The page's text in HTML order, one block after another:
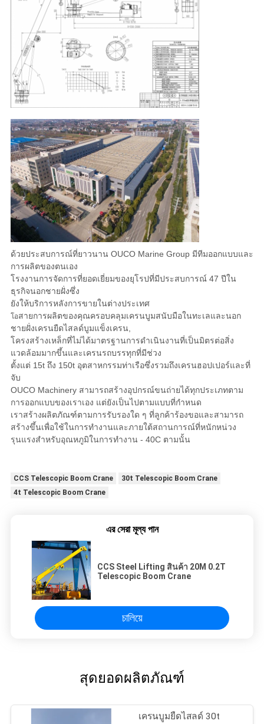
ด้วยประสบการณ์ที่ยาวนาน OUCO Marine Group มีทีมออกแบบและ
การผลิตของตนเอง
โรงงานการจัดการที่ยอดเยี่ยมของยุโรปที่มีประสบการณ์ 47 ปีใน
ธุรกิจนอกชายฝั่งซึ่ง
ยังให้บริการหลังการขายในต่างประเทศ
โอสายการผลิตของคุณครอบคลุมเครนบูมสนับมือในทะเลและนอก
ชายฝั่งเครนยืดไสลด์บูมแข็งเครน,
โครงสร้างเหล็กที่ไม่ได้มาตรฐานการดำเนินงานที่เป็นมิตรต่อสิ่ง
แวดล้อมมากขึ้นและเครนรถบรรทุกที่มีช่วง
ตั้งแต่ 15t ถึง 150t อุตสาหกรรมท่าเรือซึ่งรวมถึงเครนฮอปเปอร์และที่
จับ
OUCO Machinery สามารถสร้างอุปกรณ์ขนถ่ายได้ทุกประเภทตาม
การออกแบบของเราเอง แต่ยังเป็นไปตามแบบที่กำหนด
เราสร้างผลิตภัณฑ์ตามการรับรองใด ๆ ที่ลูกค้าร้องขอและสามารถ
สร้างขึ้นเพื่อใช้ในการทำงานและภายใต้สถานการณ์ที่หนักหน่วง
รุนแรงสำหรับอุณหภูมิในการทำงาน - 40C ตามนั้น
CCS Telescopic Boom Crane
30t Telescopic Boom Crane
4t Telescopic Boom Crane
এর সেরা মূল্য পান
CCS Steel Lifting สินค้า 20M 0.2T
Telescopic Boom Crane
চালিয়ে
สุดยอดผลิตภัณฑ์
เครนบูมยืดไสลด์ 30t